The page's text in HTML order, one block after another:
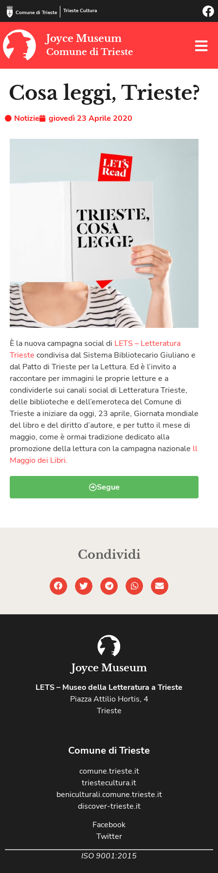
Comune di Trieste Trieste Cultura
Joyce Museum
Comune di Trieste
Cosa leggi, Trieste?
Notizie giovedì 23 Aprile 2020
È la nuova campagna social di LETS – Letteratura
Trieste condivisa dal Sistema Bibliotecario Giuliano e
dal Patto di Trieste per la Lettura. Ed è l’invito a
raccontare per immagini le proprie letture e a
condividerle sui canali social di Letteratura Trieste,
delle biblioteche e dell’emeroteca del Comune di
Trieste a iniziare da oggi, 23 aprile, Giornata mondiale
del libro e del diritto d’autore, e per tutto il mese di
maggio, come è ormai tradizione dedicato alla
promozione della lettura con la campagna nazionale ll
Maggio dei Libri.
Segue
Condividi
Joyce Museum
LETS – Museo della Letteratura a Trieste
Piazza Attilio Hortis, 4
Trieste
Comune di Trieste
comune.trieste.it
triestecultura.it
beniculturali.comune.trieste.it
discover-trieste.it
Facebook
Twitter
ISO 9001:2015